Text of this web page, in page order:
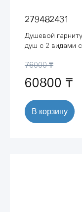
279482431
Душевой
душ с 2 видами
76000 ₸
60800 ₸
В корзину